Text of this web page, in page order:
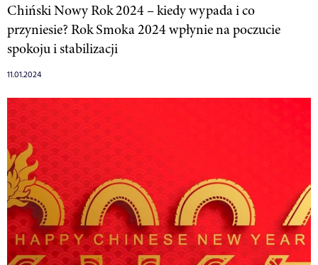
Chiński Nowy Rok 2024 – kiedy wypada i co
przyniesie? Rok Smoka 2024 wpłynie na poczucie
spokoju i stabilizacji
11.01.2024